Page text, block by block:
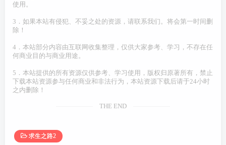
使用。
3．如果本站有侵犯、不妥之处的资源，请联系我们。将会第一时间删
除！
4．本站部分内容由互联网收集整理，仅供大家参考、学习，不存在任
何商业目的与商业用途。
5．本站提供的所有资源仅供参考、学习使用，版权归原著所有，禁止
下载本站资源参与任何商业和非法行为，本站资源下载后请于24小时
之内删除！
THE END
求生之路2